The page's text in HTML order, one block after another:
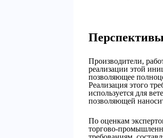
Производители,
реализации этой
позволяющее
Реализация этого
используется для
позволяющей
По оценкам
торгово-